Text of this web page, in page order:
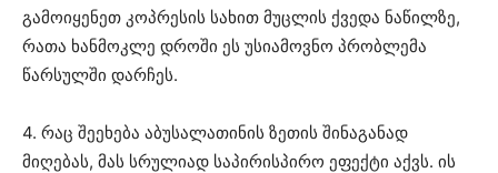
გამოიყენეთ კოპრესის სახით მუცლის ქვედა ნაწილზე,
რათა ხანმოკლე დროში ეს უსიამოვნო პრობლემა
წარსულში დარჩეს.
4. რაც შეეხება აბუსალათინის ზეთის შინაგანად
მიღებას, მას სრულიად საპირისპირო ეფექტი აქვს. ის